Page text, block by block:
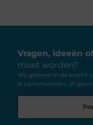
Vragen, ideeën
moet worden?
Wij geloven in de kracht
je samenwerken, of